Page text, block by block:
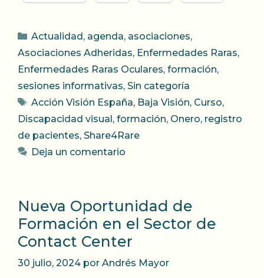
Categorías
Actualidad , agenda, asociaciones,
Asociaciones Adheridas, Enfermedades Raras,
Enfermedades Raras Oculares, formación,
sesiones informativas, Sin categoría
Etiquetas
Acción Visión España, Baja Visión, Curso,
Discapacidad visual , formación, Onero, registro
de pacientes, Share4Rare
Deja un comentario
Nueva Oportunidad de
Formación en el Sector de
Contact Center
30 julio, 2024 por Andrés Mayor